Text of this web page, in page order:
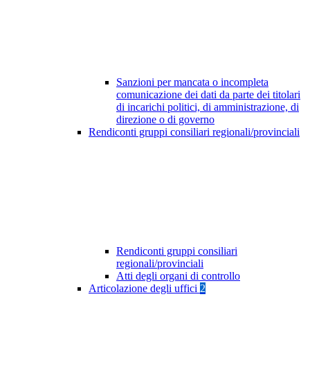
Sanzioni per mancata o incompleta
comunicazione dei dati da parte dei titolari
di incarichi politici, di amministrazione, di
direzione o di governo
Rendiconti gruppi consiliari regionali/provinciali
Rendiconti gruppi consiliari
regionali/provinciali
Atti degli organi di controllo
Articolazione degli uffici 2